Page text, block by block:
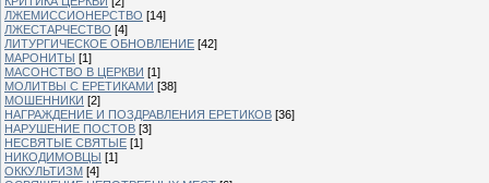
ЛЖЕМИССИОНЕРСТВО [14]
ЛЖЕСТАРЧЕСТВО [4]
ЛИТУРГИЧЕСКОЕ ОБНОВЛЕНИЕ [42]
МАРОНИТЫ [1]
МАСОНСТВО В ЦЕРКВИ [1]
МОЛИТВЫ С ЕРЕТИКАМИ [38]
МОШЕННИКИ [2]
НАГРАЖДЕНИЕ И ПОЗДРАВЛЕНИЯ ЕРЕТИКОВ [36]
НАРУШЕНИЕ ПОСТОВ [3]
НЕСВЯТЫЕ СВЯТЫЕ [1]
НИКОДИМОВЦЫ [1]
ОККУЛЬТИЗМ [4]